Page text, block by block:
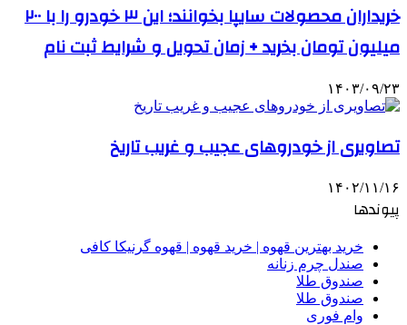
خریداران محصولات سایپا بخوانند؛ این ۳ خودرو را با ۲۰۰
میلیون تومان بخرید + زمان تحویل و شرایط ثبت نام
۱۴۰۳/۰۹/۲۳
تصاویری از خودروهای عجیب و غریب تاریخ
۱۴۰۲/۱۱/۱۶
پیوندها
خرید بهترین قهوه | خرید قهوه | قهوه گرنیکا کافی
صندل چرم زنانه
صندوق طلا
صندوق طلا
وام فوری